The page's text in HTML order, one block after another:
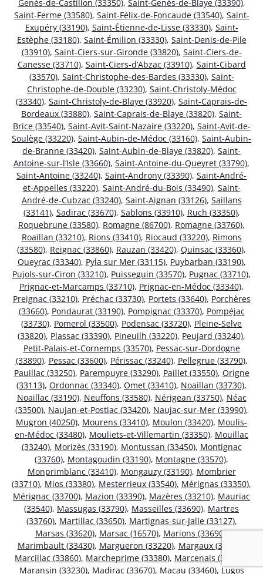
Genès-de-Castillon (33350), Saint-Genès-de-Blaye (33390),
Saint-Ferme (33580), Saint-Félix-de-Foncaude (33540), Saint-
Exupéry (33190), Saint-Étienne-de-Lisse (33330), Saint-
Estèphe (33180), Saint-Émilion (33330), Saint-Denis-de-Pile
(33910), Saint-Ciers-sur-Gironde (33820), Saint-Ciers-de-
Canesse (33710), Saint-Ciers-d’Abzac (33910), Saint-Cibard
(33570), Saint-Christophe-des-Bardes (33330), Saint-
Christophe-de-Double (33230), Saint-Christoly-Médoc
(33340), Saint-Christoly-de-Blaye (33920), Saint-Caprais-de-
Bordeaux (33880), Saint-Caprais-de-Blaye (33820), Saint-
Brice (33540), Saint-Avit-Saint-Nazaire (33220), Saint-Avit-de-
Soulège (33220), Saint-Aubin-de-Médoc (33160), Saint-Aubin-
de-Branne (33420), Saint-Aubin-de-Blaye (33820), Saint-
Antoine-sur-l’Isle (33660), Saint-Antoine-du-Queyret (33790),
Saint-Antoine (33240), Saint-Androny (33390), Saint-André-
et-Appelles (33220), Saint-André-du-Bois (33490), Saint-
André-de-Cubzac (33240), Saint-Aignan (33126), Saillans
(33141), Sadirac (33670), Sablons (33910), Ruch (33350),
Roquebrune (33580), Romagne (86700), Romagne (33760),
Roaillan (33210), Rions (33410), Riocaud (33220), Rimons
(33580), Reignac (33860), Rauzan (33420), Quinsac (33360),
Queyrac (33340), Pyla sur Mer (33115), Puybarban (33190),
Pujols-sur-Ciron (33210), Puisseguin (33570), Pugnac (33710),
Prignac-et-Marcamps (33710), Prignac-en-Médoc (33340),
Preignac (33210), Préchac (33730), Portets (33640), Porchères
(33660), Pondaurat (33190), Pompignac (33370), Pompéjac
(33730), Pomerol (33500), Podensac (33720), Pleine-Selve
(33820), Plassac (33390), Pineuilh (33220), Peujard (33240),
Petit-Palais-et-Cornemps (33570), Pessac-sur-Dordogne
(33890), Pessac (33600), Périssac (33240), Pellegrue (33790),
Pauillac (33250), Parempuyre (33290), Paillet (33550), Origne
(33113), Ordonnac (33340), Omet (33410), Noaillan (33730),
Noaillac (33190), Neuffons (33580), Nérigean (33750), Néac
(33500), Naujan-et-Postiac (33420), Naujac-sur-Mer (33990),
Mugron (40250), Mourens (33410), Moulon (33420), Moulis-
en-Médoc (33480), Mouliets-et-Villemartin (33350), Mouillac
(33240), Morizès (33190), Montussan (33450), Montignac
(33760), Montagoudin (33190), Montagne (33570),
Monprimblanc (33410), Mongauzy (33190), Mombrier
(33710), Mios (33380), Mesterrieux (33540), Mérignas (33350),
Mérignac (33700), Mazion (33390), Mazères (33210), Mauriac
(33540), Massugas (33790), Masseilles (33690), Martres
(33760), Martillac (33650), Martignas-sur-Jalle (33127),
Marsas (33620), Marsac (16570), Marions (33690),
Marimbault (33430), Margueron (33220), Margaux (33460)
Marcillac (33860), Marcheprime (33380), Marcenais (33620)
Maransin (33230), Madirac (33670), Macau (33460), Lugos